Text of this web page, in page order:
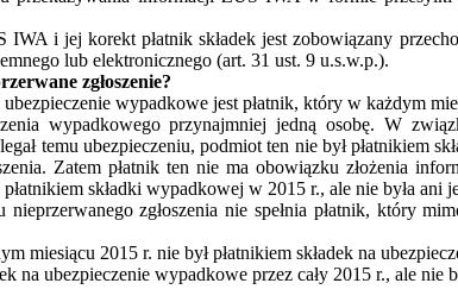
IWA i jej korekt płatnik składek jest zobowiązany
lub elektronicznego (art. 31 ust. 9 u.s.w.p.).
zgłoszenie?
ubezpieczenie wypadkowe jest płatnik, który w każdym
wypadkowego przynajmniej jedną osobę. W
temu ubezpieczeniu, podmiot ten nie był płatnikiem
Zatem płatnik ten nie ma obowiązku złożenia
składki wypadkowej w 2015 r., ale nie była ani
nieprzerwanego zgłoszenia nie spełnia płatnik, który
miesiącu 2015 r. nie był płatnikiem składek na
na ubezpieczenie wypadkowe przez cały 2015 r., ale